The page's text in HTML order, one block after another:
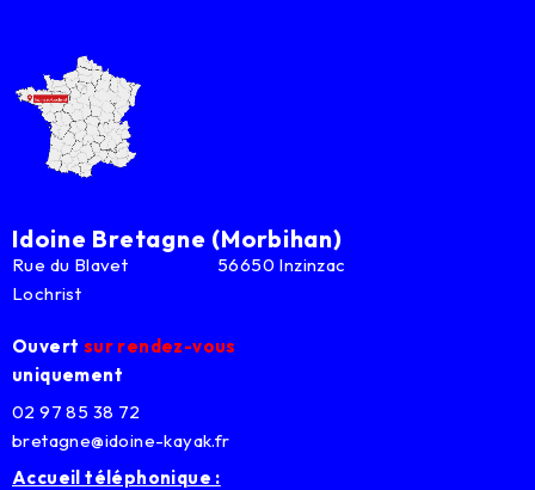
Idoine Bretagne (Morbihan)
Rue du Blavet 56650 Inzinzac
Lochrist
Ouvert sur rendez-vous
uniquement
02 97 85 38 72
bretagne@idoine-kayak.fr
Accueil téléphonique :